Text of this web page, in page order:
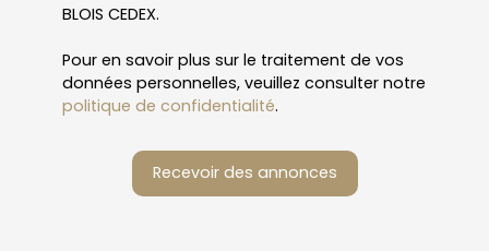
BLOIS CEDEX.
Pour en savoir plus sur le traitement de vos
données personnelles, veuillez consulter notre
politique de confidentialité.
Recevoir des annonces